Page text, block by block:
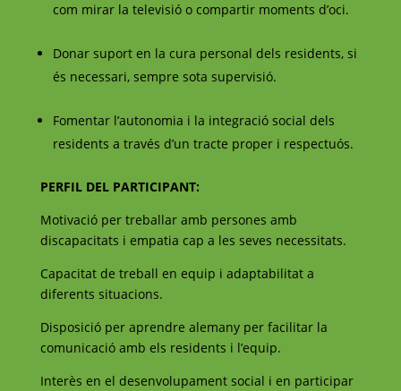
com mirar la televisió o compartir moments d’oci.
Donar suport en la cura personal dels residents, si
és necessari, sempre sota supervisió.
Fomentar l’autonomia i la integració social dels
residents a través d’un tracte proper i respectuós.
PERFIL DEL PARTICIPANT:
Motivació per treballar amb persones amb
discapacitats i empatia cap a les seves necessitats.
Capacitat de treball en equip i adaptabilitat a
diferents situacions.
Disposició per aprendre alemany per facilitar la
comunicació amb els residents i l’equip.
Interès en el desenvolupament social i en participar